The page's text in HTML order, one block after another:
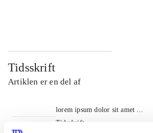
Tidsskrift
Artiklen er en del af
lorem ipsum dolor sit amet ...
Tidsskrift